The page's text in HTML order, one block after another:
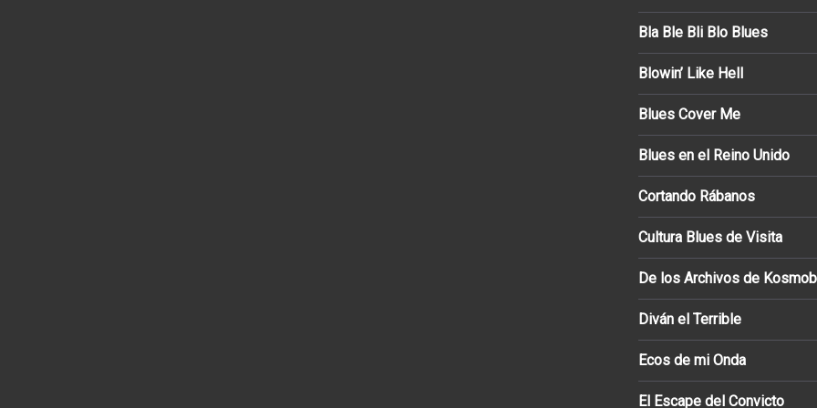
Bla Ble Bli Blo Blues
Blowin’ Like Hell
Blues Cover Me
Blues en el Reino Unido
Cortando Rábanos
Cultura Blues de Visita
De los Archivos de
Diván el Terrible
Ecos de mi Onda
El Escape del Convicto